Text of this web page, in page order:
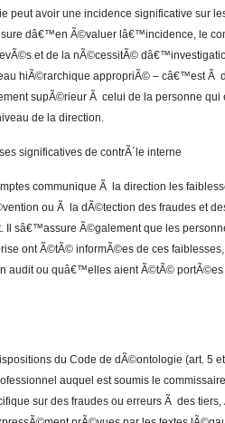
peut avoir une incidence significative sur
dâ€™en Ã©valuer lâ€™incidence, le
et de la nÃ©cessitÃ©
hiÃ©rarchique appropriÃ© – câ€™est Ã
supÃ©rieur Ã celui de la personne qui
de la direction.
significatives de contrÃ´le interne
communique Ã la direction les
ou Ã la dÃ©tection des fraudes et
Il sâ€™assure Ã©galement que les
ont Ã©tÃ© informÃ©es de ces
audit ou quâ€™elles aient Ã©tÃ©
du Code de dÃ©ontologie (art. 5
auquel est soumis le
sur des fraudes ou erreurs Ã des tiers,